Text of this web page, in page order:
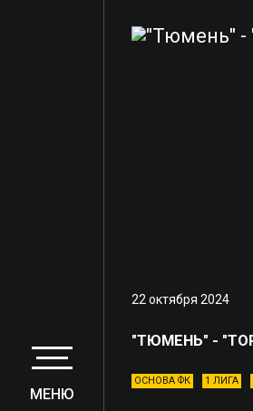
МЕНЮ
22 октября 2024
"ТЮМЕНЬ" -
ОСНОВА ФК 1 ЛИГА